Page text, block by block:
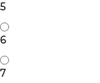
5
6
7